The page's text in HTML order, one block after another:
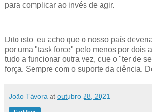
para complicar ao invés de agir.
Dito isto, eu acho que o nosso país
por uma "task force" pelo menos por dois
tudo a funcionar outra vez, que o "ter de
força. Sempre com o suporte da ciência.
João Távora at outubro 28, 2021